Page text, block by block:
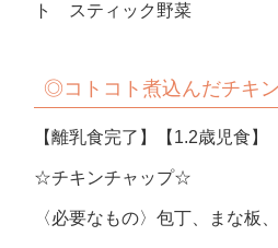
ト スティック野菜
◎コトコト煮込んだチキ
【離乳食完了】【1.2歳児食】
☆チキンチャップ☆
〈必要なもの〉包丁、まな板